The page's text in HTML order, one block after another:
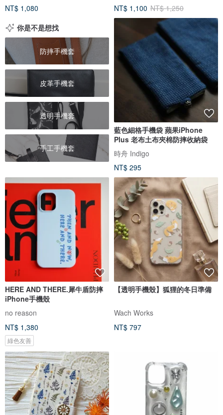
NT$ 1,080
NT$ 1,100 NT$ 1,250
你是不是想找
防摔手機套
皮革手機套
透明手機套
手工手機套
藍色細格手機袋 蘋果iPhone
Plus 老布土布夾棉防摔收納袋
時舟 Indigo
NT$ 295
HERE AND THERE.犀牛盾防摔
iPhone手機殼
no reason
NT$ 1,380
綠色友善
【透明手機殼】狐狸的冬日準備
Wach Works
NT$ 797